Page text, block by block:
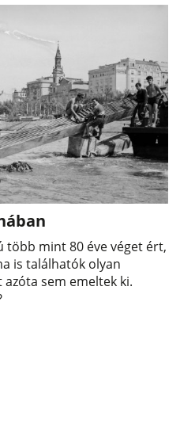
több mint 80 éve véget ért,
is találhatók olyan
sem emeltek ki.